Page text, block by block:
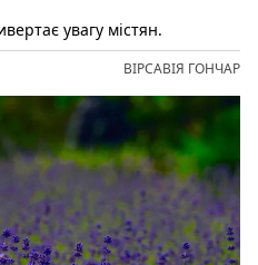
увагу містян.
ВІРСАВІЯ ГОНЧАР